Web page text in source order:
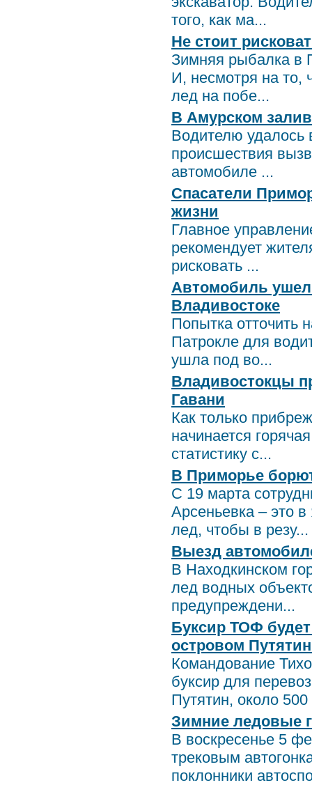
того, как ма...
Не стоит
Зимняя рыбалка в
И, несмотря на то,
лед на побе...
В Амурском
Водителю удалось
происшествия
автомобиле ...
Спасатели
жизни
Главное
рекомендует
рисковать ...
Автомобиль ушел
Владивостоке
Попытка отточить
Патрокле для
ушла под во...
Владивостокцы
Гавани
Как только
начинается
статистику с...
В Приморье
С 19 марта
Арсеньевка – это
лед, чтобы в резу...
Выезд
В Находкинском
лед водных
предупреждени...
Буксир ТОФ
островом
Командование
буксир для
Путятин, около
Зимние ледовые
В воскресенье 5
трековым
поклонники